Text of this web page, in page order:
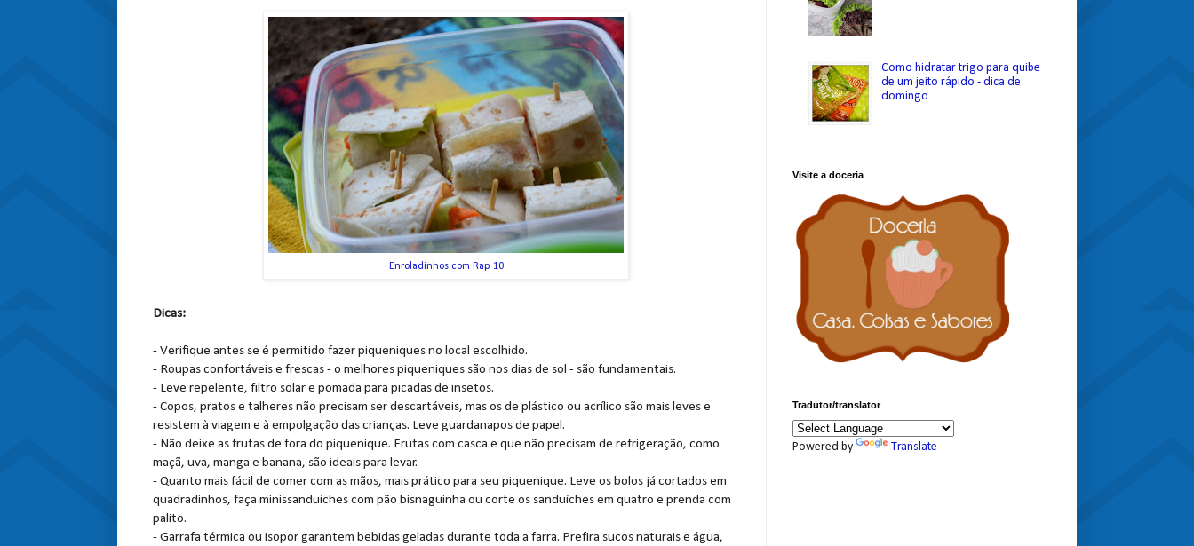
Enroladinhos com Rap 10
Dicas:
- Verifique antes se é permitido fazer piqueniques no local escolhido.
- Roupas confortáveis e frescas - o melhores piqueniques são nos dias de sol - são fundamentais.
- Leve repelente, filtro solar e pomada para picadas de insetos.
- Copos, pratos e talheres não precisam ser descartáveis, mas os de plástico ou acrílico são mais leves e
resistem à viagem e à empolgação das crianças. Leve guardanapos de papel.
- Não deixe as frutas de fora do piquenique. Frutas com casca e que não precisam de refrigeração, como
maçã, uva, manga e banana, são ideais para levar.
- Quanto mais fácil de comer com as mãos, mais prático para seu piquenique. Leve os bolos já cortados em
quadradinhos, faça minissanduíches com pão bisnaguinha ou corte os sanduíches em quatro e prenda com
palito.
- Garrafa térmica ou isopor garantem bebidas geladas durante toda a farra. Prefira sucos naturais e água,
Como hidratar trigo para quibe
de um jeito rápido - dica de
domingo
Visite a doceria
Tradutor/translator
Powered by Translate